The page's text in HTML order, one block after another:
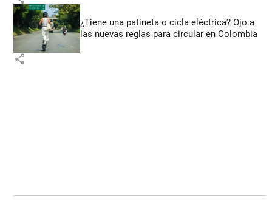
¿Tiene una patineta o cicla eléctrica? Ojo a
las nuevas reglas para circular en Colombia
share